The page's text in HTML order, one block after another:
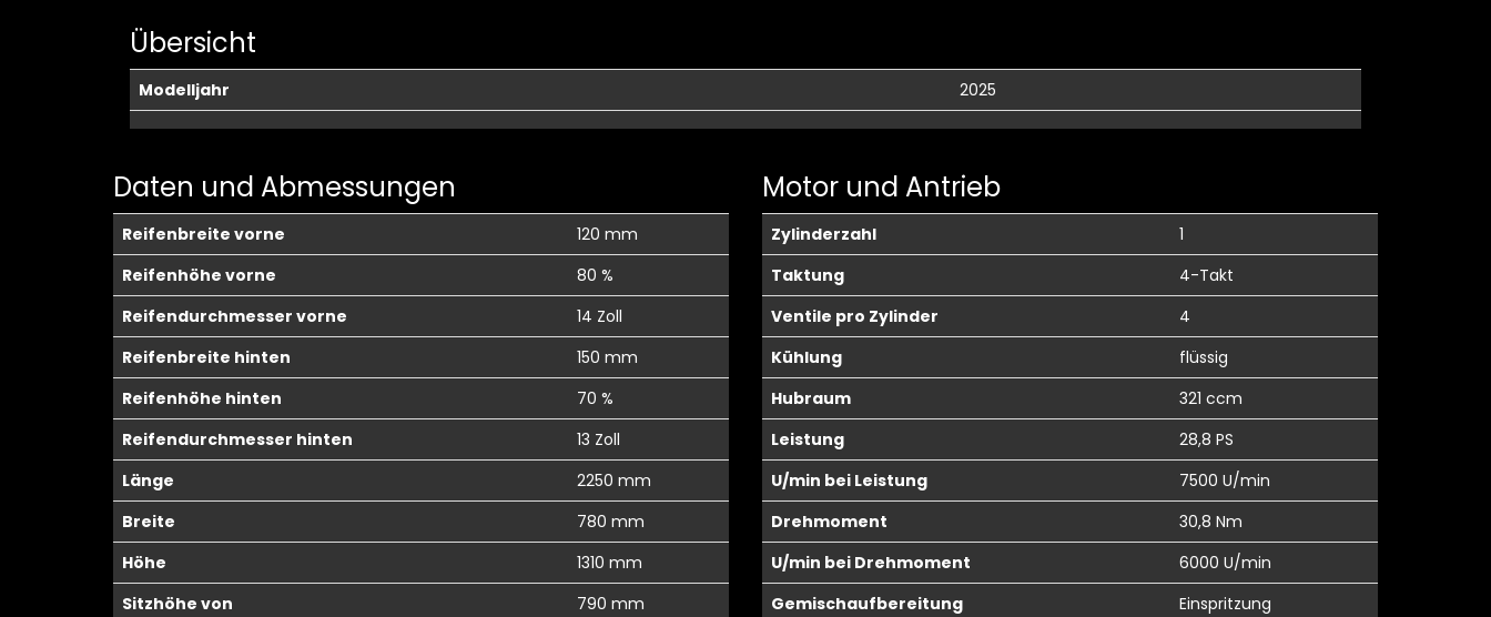
Übersicht
Modelljahr 2025
Daten und Abmessungen
Reifenbreite vorne
120 mm
Reifenhöhe vorne
80 %
Reifendurchmesser vorne
14 Zoll
Reifenbreite hinten
150 mm
Reifenhöhe hinten
70 %
Reifendurchmesser hinten
13 Zoll
Länge
2250 mm
Breite
780 mm
Höhe
1310 mm
Sitzhöhe von
790 mm
Motor und Antrieb
Zylinderzahl
1
Taktung
4-Takt
Ventile pro Zylinder
4
Kühlung
flüssig
Hubraum
321 ccm
Leistung
28,8 PS
U/min bei Leistung
7500 U/min
Drehmoment
30,8 Nm
U/min bei Drehmoment
6000 U/min
Gemischaufbereitung
Einspritzung